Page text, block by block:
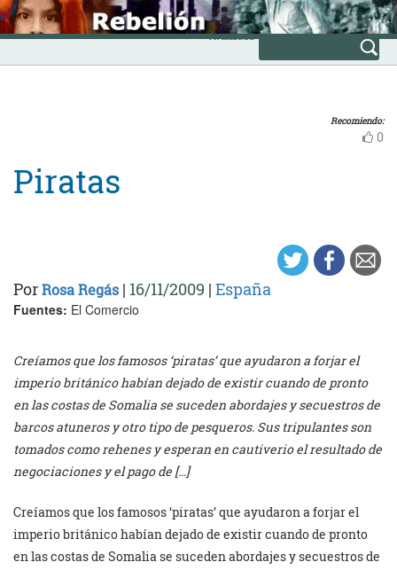
Skip
to
content
INICIO
Avanzada
Recomiendo:
0
Piratas
PorRosa Regás | 16/11/2009 | España
Fuentes: El Comercio
Creíamos que los famosos ‘piratas’ que ayudaron a forjar el
imperio británico habían dejado de existir cuando de pronto
en las costas de Somalia se suceden abordajes y secuestros de
barcos atuneros y otro tipo de pesqueros. Sus tripulantes son
tomados como rehenes y esperan en cautiverio el resultado de
negociaciones y el pago de […]
Creíamos que los famosos ‘piratas’ que ayudaron a forjar el
imperio británico habían dejado de existir cuando de pronto
en las costas de Somalia se suceden abordajes y secuestros de